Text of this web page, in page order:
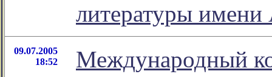
литературы имени
09.07.2005
18:52
Международный